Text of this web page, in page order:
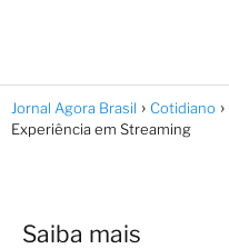
Jornal Agora Brasil Cotidiano
Experiência em Streaming
Saiba mais